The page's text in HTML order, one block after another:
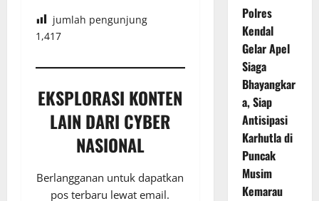
jumlah pengunjung
1,417
EKSPLORASI KONTEN
LAIN DARI CYBER
NASIONAL
Berlangganan untuk dapatkan
pos terbaru lewat email.
Polres
Kendal
Gelar Apel
Siaga
Bhayangkar
a, Siap
Antisipasi
Karhutla di
Puncak
Musim
Kemarau